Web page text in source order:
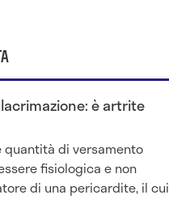
è artrite
quantità di versamento
fisiologica e non
di una pericardite, il cui